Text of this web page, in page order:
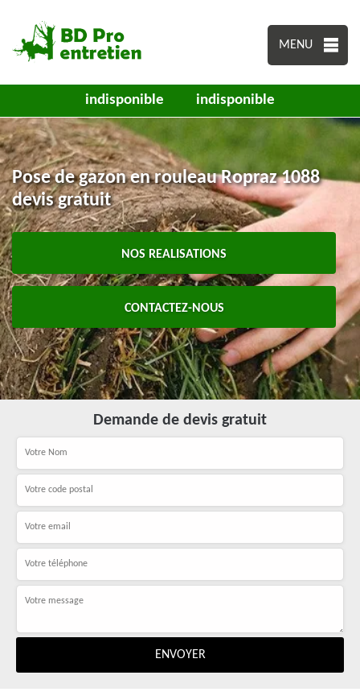
MENU
indisponible indisponible
Pose de gazon en rouleau Ropraz 1088
devis gratuit
NOS REALISATIONS
CONTACTEZ-NOUS
Demande de devis gratuit